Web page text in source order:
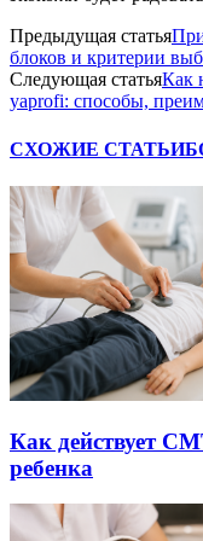
Предыдущая статья
блоков и критерии
Следующая статьяКак
yaprofi: способы,
СХОЖИЕ СТАТЬИ
Как действует
ребенка